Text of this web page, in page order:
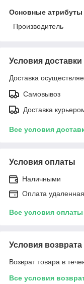
Основные атрибуты
Производитель
Условия доставки
Доставка
Самовывоз
Доставка
Все условия
Условия оплаты
Наличными
Оплата удаленная
Все условия оплаты
Условия возврата
Возврат товара в
Все условия